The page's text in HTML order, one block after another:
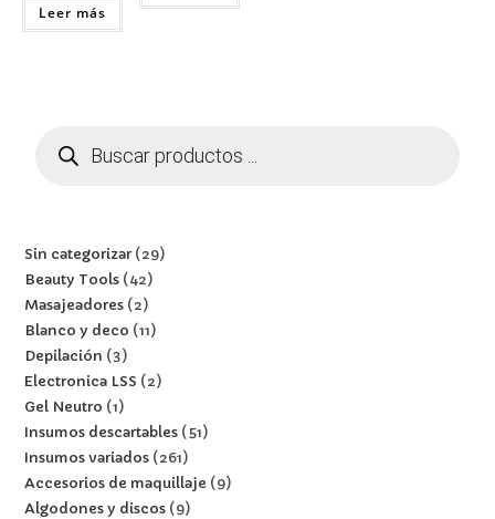
Leer más
Sin categorizar 29
Beauty Tools 42
Masajeadores 2
Blanco y deco
11
Depilación
3
Electronica LSS
2
Gel Neutro
1
Insumos descartables 51
Insumos variados 261
Accesorios de maquillaje
9
Algodones y discos 9